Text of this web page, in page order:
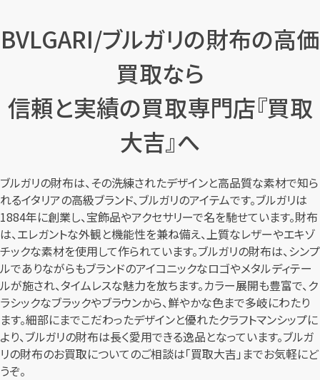
最短1分！今すぐ査定金額をお伝えいた
します
まずはお電話で無料査定
BVLGARI/ブルガリの財布の高価
買取なら
信頼と実績の買取専門店『買取
大吉』へ
ブルガリの財布は、その洗練されたデザインと高品質な素材で知ら
れるイタリアの高級ブランド、ブルガリのアイテムです。ブルガリは
1884年に創業し、宝飾品やアクセサリーで名を馳せています。財布
は、エレガントな外観と機能性を兼ね備え、上質なレザーやエキゾ
チックな素材を使用して作られています。ブルガリの財布は、シンプ
ルでありながらもブランドのアイコニックなロゴやメタルディテー
ルが施され、タイムレスな魅力を放ちます。カラー展開も豊富で、ク
ラシックなブラックやブラウンから、鮮やかな色まで多岐にわたり
ます。細部にまでこだわったデザインと優れたクラフトマンシップに
より、ブルガリの財布は長く愛用できる逸品となっています。ブルガ
リの財布のお買取についてのご相談は「買取大吉」までお気軽にど
うぞ。